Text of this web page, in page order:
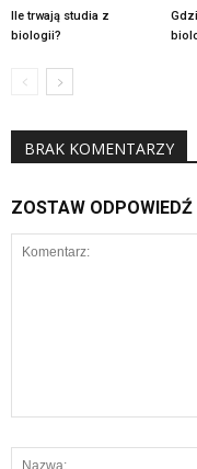
Ile trwają studia z
biologii?
BRAK KOMENTARZY
ZOSTAW ODPOWIEDŹ